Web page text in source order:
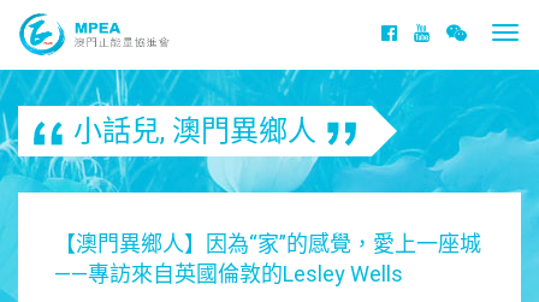
小話兒, 澳門異鄉人
【澳門異鄉人】因為“家”的感覺，愛上一座城
——專訪來自英國倫敦的Lesley Wells